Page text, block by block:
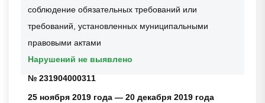
соблюдение обязательных требований или
требований, установленных муниципальными
правовыми актами
Нарушений не выявлено
№ 231904000311
25 ноября 2019 года — 20 декабря 2019 года